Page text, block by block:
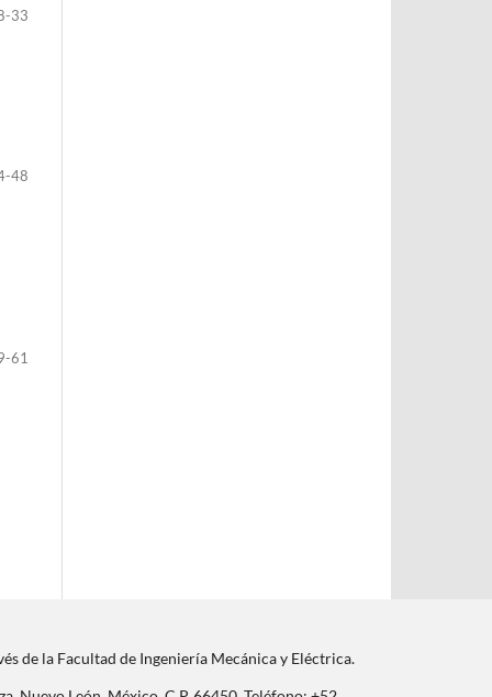
33
48
61
de la Facultad de Ingeniería Mecánica y Eléctrica.